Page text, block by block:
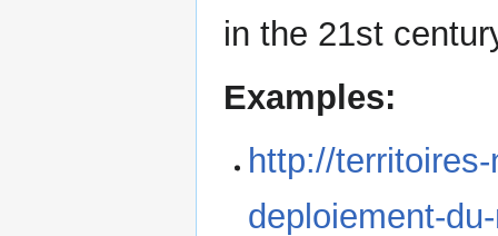
in the 21st
Examples:
http://
deploiement-